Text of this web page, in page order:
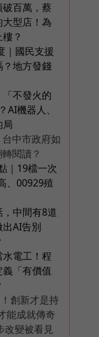
破百萬，蔡
大型店！為
？
｜國民支援
？地方發錢
不發火的
AI機器人、
局
中市政府如
閱讀？
｜19檔一次
、00929殖
中間有8道
AI告別
電工！程
「有價值
創新才是持
能成就傳奇
改變被看見